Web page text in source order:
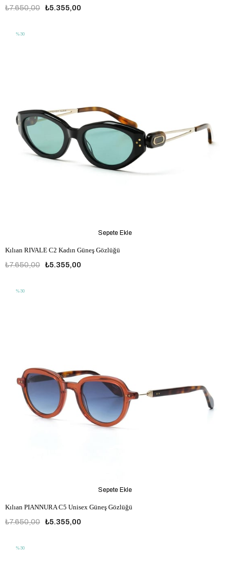
₺5.355,00
₺7.650,00
Kılıan RIVALE C2 Kadın Güneş Gözlüğü
₺5.355,00
₺7.650,00
Sepete Ekle
%30
Kılıan PIANNURA C5 Unisex Güneş Gözlüğü
₺5.355,00
₺7.650,00
Sepete Ekle
%30
%30